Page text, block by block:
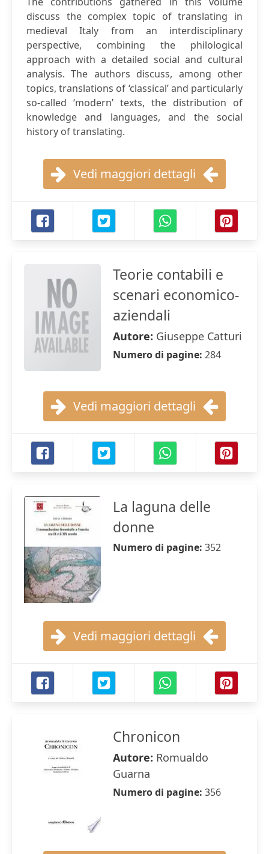
discuss the complex topic of translating in
medieval Italy from an interdisciplinary
perspective, combining the philological
approach with a detailed social and cultural
analysis. The authors discuss, among other
topics, translations of ‘classical’ and particularly
so-called ‘modern’ texts, the distribution of
knowledge and languages, and the social
history of translating.
Vedi maggiori dettagli
Teorie contabili e
scenari economico-
aziendali
Autore: Giuseppe Catturi
Numero di pagine: 284
Vedi maggiori dettagli
La laguna delle
donne
Numero di pagine: 352
Vedi maggiori dettagli
Chronicon
Autore: Romualdo
Guarna
Numero di pagine: 356